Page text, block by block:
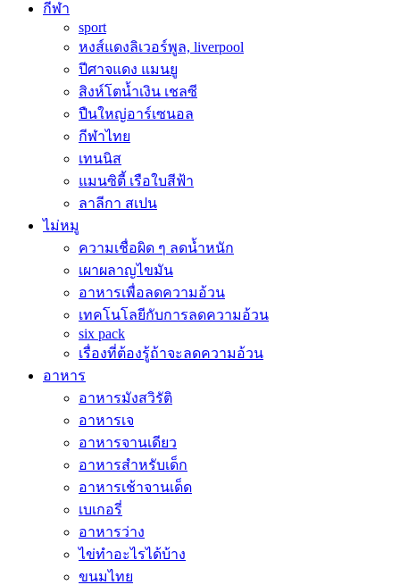
กีฬา
sport
หงส์แดงลิเวอร์พูล, liverpool
ปีศาจแดง แมนยู
สิงห์โตน้ำเงิน เชลซี
ปืนใหญ่อาร์เซนอล
กีฬาไทย
เทนนิส
แมนซิตี้ เรือใบสีฟ้า
ลาลีกา สเปน
ไม่หมู
ความเชื่อผิด ๆ ลดน้ำหนัก
เผาผลาญไขมัน
อาหารเพื่อลดความอ้วน
เทคโนโลยีกับการลดความอ้วน
six pack
เรื่องที่ต้องรู้ถ้าจะลดความอ้วน
อาหาร
อาหารมังสวิรัติ
อาหารเจ
อาหารจานเดียว
อาหารสำหรับเด็ก
อาหารเช้าจานเด็ด
เบเกอรี่
อาหารว่าง
ไข่ทำอะไรได้บ้าง
ขนมไทย